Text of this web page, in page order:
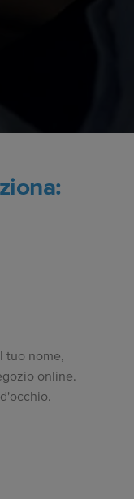
tuo nome,
online.